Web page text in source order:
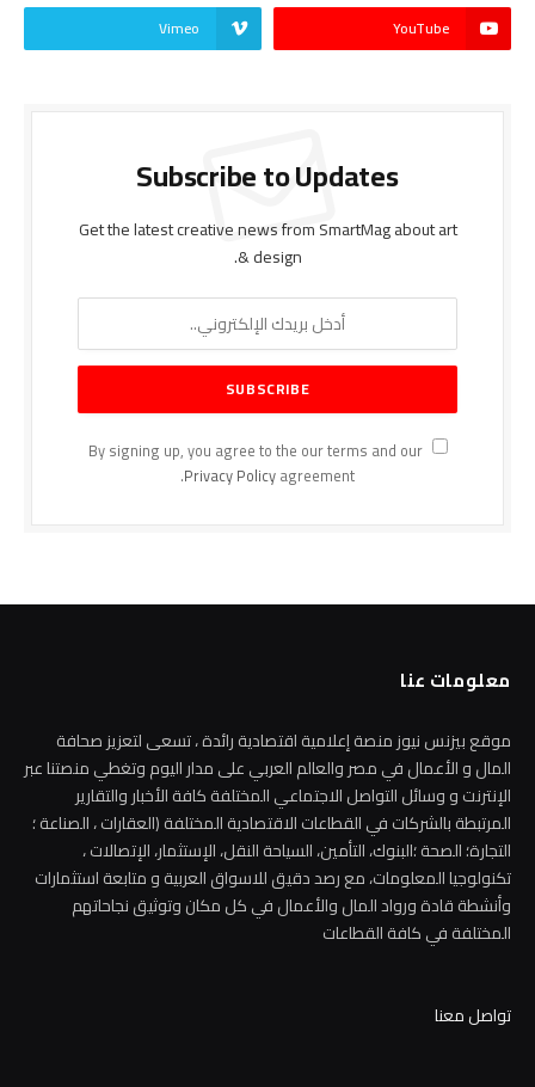
YouTube
Vimeo
Subscribe to Updates
Get the latest creative news from SmartMag about art
& design.
By signing up, you agree to the our terms and our
Privacy Policyagreement.
معلومات عنا
موقع بيزنس نيوز منصة إعلامية اقتصادية رائدة ، تسعى لتعزيز صحافة
المال و الأعمال في مصر والعالم العربي على مدار اليوم وتغطي منصتنا عبر
الإنترنت و وسائل التواصل الاجتماعي المختلفة كافة الأخبار والتقارير
المرتبطة بالشركات في القطاعات الاقتصادية المختلفة (العقارات ، الصناعة ؛
التجارة؛ الصحة ؛البنوك، التأمين، السياحة النقل، الإستثمار، الإتصالات ،
تكنولوجيا المعلومات، مع رصد دقيق للاسواق العربية و متابعة استثمارات
وأنشطة قادة ورواد المال والأعمال في كل مكان وتوثيق نجاحاتهم
المختلفة في كافة القطاعات
تواصل معنا